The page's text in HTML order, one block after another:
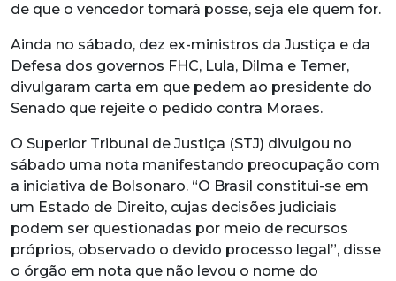
de que o vencedor tomará posse, seja ele quem for.
Ainda no sábado, dez ex-ministros da Justiça e da
Defesa dos governos FHC, Lula, Dilma e Temer,
divulgaram carta em que pedem ao presidente do
Senado que rejeite o pedido contra Moraes.
O Superior Tribunal de Justiça (STJ) divulgou no
sábado uma nota manifestando preocupação com
a iniciativa de Bolsonaro. “O Brasil constitui-se em
um Estado de Direito, cujas decisões judiciais
podem ser questionadas por meio de recursos
próprios, observado o devido processo legal”, disse
o órgão em nota que não levou o nome do